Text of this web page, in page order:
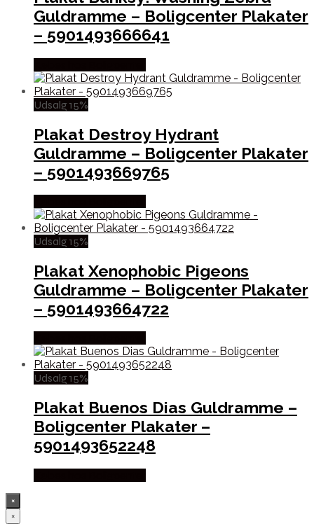
Guldramme – Boligcenter Plakater
– 5901493666641
Udsalg 15%
Plakat Destroy Hydrant
Guldramme – Boligcenter Plakater
– 5901493669765
Udsalg 15%
Plakat Xenophobic Pigeons
Guldramme – Boligcenter Plakater
– 5901493664722
Udsalg 15%
Plakat Buenos Dias Guldramme –
Boligcenter Plakater –
5901493652248
×
×